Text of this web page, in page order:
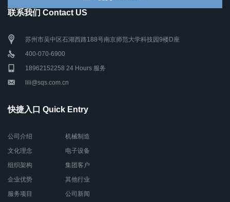
联系我们 Contact US
苏州市吴中区石湖西路188号南京师范大学科技园9楼D座
400-070-6900
18962152258 24 Hours 服务
lili@sqs.com.cn
快捷入口 Quick Entry
公司介绍
文化理念
组织架构
企业优势
服务项目
机械制造
电子设备
集团客户
其他行业
公司新闻